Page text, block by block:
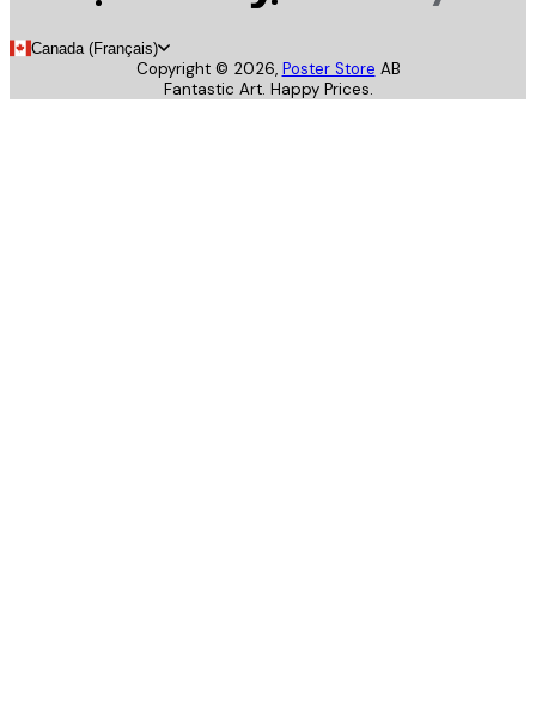
Canada (Français)
Copyright © 2026, Poster Store AB
Fantastic Art. Happy Prices.